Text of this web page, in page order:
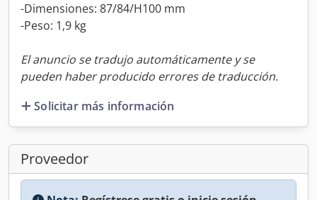
-Dimensiones: 87/84/H100 mm
-Peso: 1,9 kg
El anuncio se tradujo automáticamente y se
pueden haber producido errores de traducción.
Solicitar más información
Proveedor